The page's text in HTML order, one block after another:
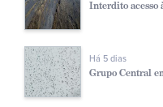
Interdito acesso
Há 5 dias
Grupo Central